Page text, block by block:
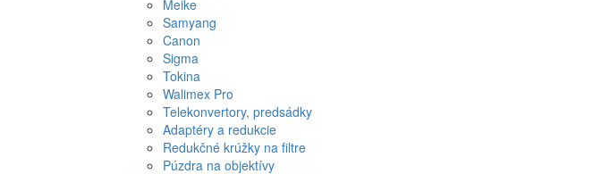
Meike
Samyang
Canon
Sigma
Tokina
Walimex Pro
Telekonvertory, predsádky
Adaptéry a redukcie
Redukčné krúžky na filtre
Púzdra na objektívy